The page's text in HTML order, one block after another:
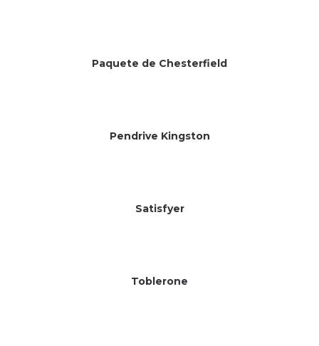
Paquete de Chesterfield
Pendrive Kingston
Satisfyer
Toblerone